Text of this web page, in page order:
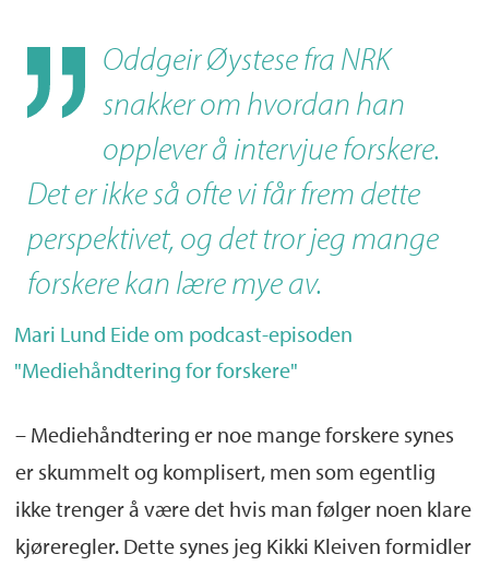
Episode:Podcast som formidlingskanal
Christian Lomsdalen, stipendiat ved
Institutt for arkeologi, historie, kultur- og
religionsvitenskap
Episode: Undervisning som formidling
Lise Rakner, professor ved Institutt for
politikk og forvaltning
Birger Solheim, Førsteamanuensis ved
Institutt for fremmedspråk
Oddgeir Øystese fra NRK
snakker om hvordan han
opplever å intervjue forskere.
Det er ikke så ofte vi får frem dette
perspektivet, og det tror jeg mange
forskere kan lære mye av.
Mari Lund Eide om podcast-episoden
"Mediehåndtering for forskere"
– Mediehåndtering er noe mange forskere synes
er skummelt og komplisert, men som egentlig
ikke trenger å være det hvis man følger noen klare
kjøreregler. Dette synes jeg Kikki Kleiven formidler